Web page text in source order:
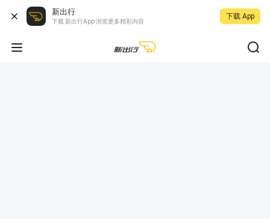
新出行
下载 新出行App 浏览更多精彩内容
下载 App